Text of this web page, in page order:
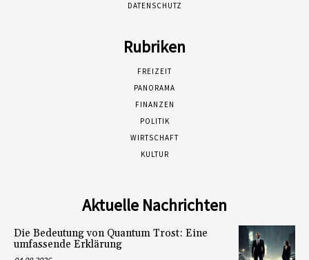
DATENSCHUTZ
Rubriken
FREIZEIT
PANORAMA
FINANZEN
POLITIK
WIRTSCHAFT
KULTUR
Aktuelle Nachrichten
Die Bedeutung von Quantum Trost: Eine
umfassende Erklärung